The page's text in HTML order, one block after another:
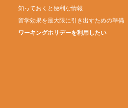
知っておくと便利な情報
留学効果を最大限に引き出すための準備
ワーキングホリデーを利用したい